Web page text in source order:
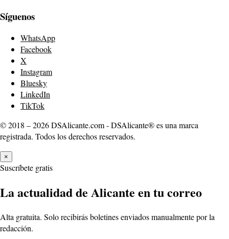
Síguenos
WhatsApp
Facebook
X
Instagram
Bluesky
LinkedIn
TikTok
© 2018 – 2026 DSAlicante.com - DSAlicante® es una marca
registrada. Todos los derechos reservados.
×
Suscríbete gratis
La actualidad de Alicante en tu correo
Alta gratuita. Solo recibirás boletines enviados manualmente por la
redacción.